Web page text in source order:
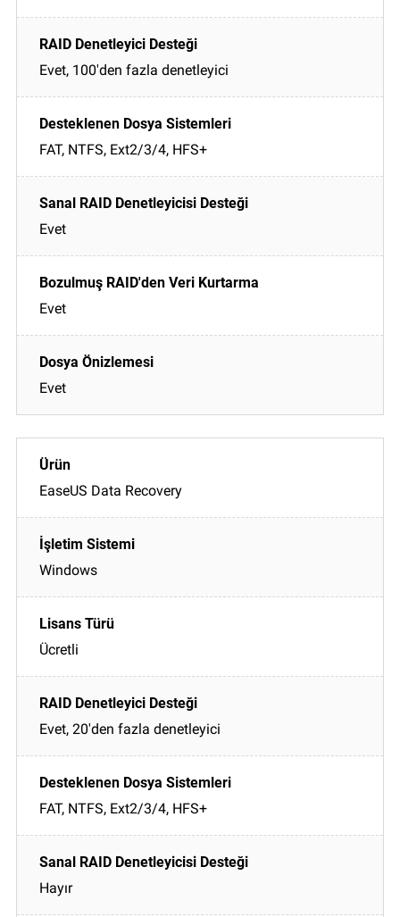
Evet, 100'den fazla denetleyici
FAT, NTFS, Ext2/3/4, HFS+
Evet
Evet
Evet
EaseUS Data Recovery
Windows
Ücretli
Evet, 20'den fazla denetleyici
FAT, NTFS, Ext2/3/4, HFS+
Hayır